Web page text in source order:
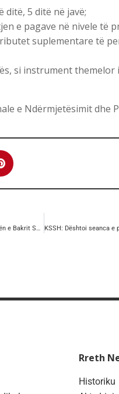
5 ditë në javë;
e pagave në nivele të
suplementare të
si instrument themelor
e Ndërmjetësimit dhe
Qëndrimi i KSSH-së në lidhje me konfliktin kolektiv në Minierën e Bakrit Spaç.
Rreth
Historiku